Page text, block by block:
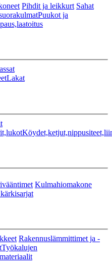
Pihdit ja leikkurt Sahat
Puukot ja
Lakat
Kulmahiomakone
Rakennuslämmittimet ja -
Työkalujen